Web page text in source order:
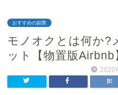
おすすめの副業
モノオクとは何か?
ット【物置版Airbnb
2020